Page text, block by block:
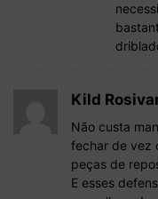
Kild
Não custa
fechar de vez
peças de
E esses